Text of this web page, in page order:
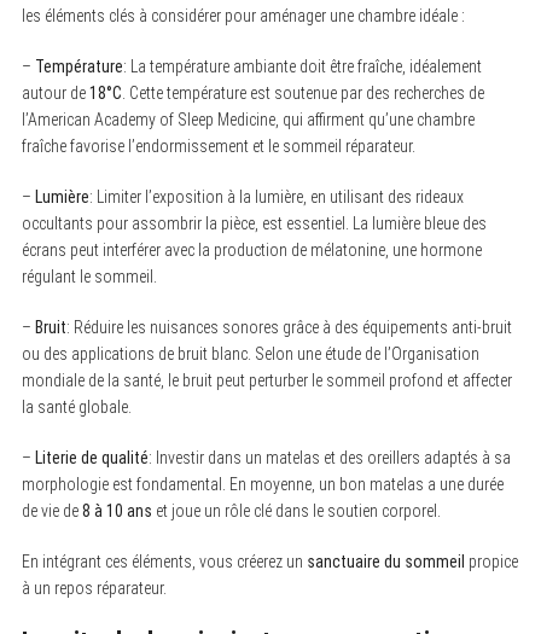
les éléments clés à considérer pour aménager une chambre idéale :
– Température: La température ambiante doit être fraîche, idéalement
autour de18°C . Cette température est soutenue par des recherches de
l’American Academy of Sleep Medicine, qui affirment qu’une chambre
fraîche favorise l’endormissement et le sommeil réparateur.
– Lumière: Limiter l’exposition à la lumière, en utilisant des rideaux
occultants pour assombrir la pièce, est essentiel. La lumière bleue des
écrans peut interférer avec la production de mélatonine, une hormone
régulant le sommeil.
– Bruit: Réduire les nuisances sonores grâce à des équipements anti-bruit
ou des applications de bruit blanc. Selon une étude de l’Organisation
mondiale de la santé, le bruit peut perturber le sommeil profond et affecter
la santé globale.
– Literie de qualité: Investir dans un matelas et des oreillers adaptés à sa
morphologie est fondamental. En moyenne, un bon matelas a une durée
de vie de8 à 10 ans et joue un rôle clé dans le soutien corporel.
En intégrant ces éléments, vous créerez un sanctuaire du sommeil propice
à un repos réparateur.